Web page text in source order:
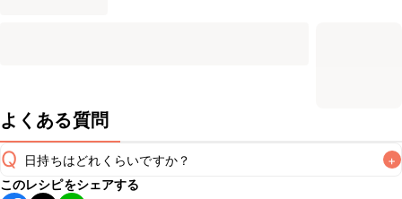
よくある質問
Q 日持ちはどれくらいですか？ +
このレシピをシェアする